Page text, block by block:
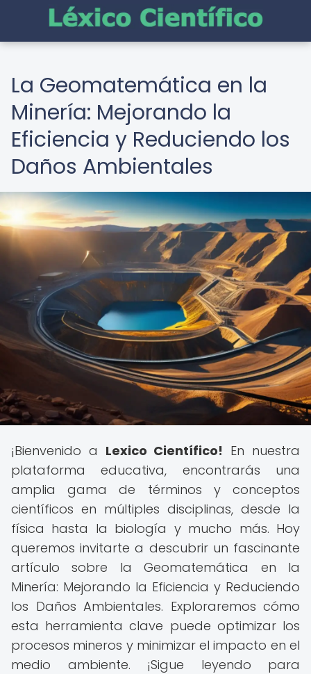
La Geomatemática en la
Minería: Mejorando la
Eficiencia y Reduciendo los
Daños Ambientales
¡Bienvenido a Lexico Científico! En nuestra
plataforma educativa, encontrarás una
amplia gama de términos y conceptos
científicos en múltiples disciplinas, desde la
física hasta la biología y mucho más. Hoy
queremos invitarte a descubrir un fascinante
artículo sobre la Geomatemática en la
Minería: Mejorando la Eficiencia y Reduciendo
los Daños Ambientales. Exploraremos cómo
esta herramienta clave puede optimizar los
procesos mineros y minimizar el impacto en el
medio ambiente. ¡Sigue leyendo para